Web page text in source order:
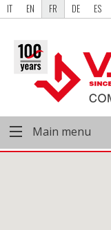
IT EN FR DE ES
Main menu